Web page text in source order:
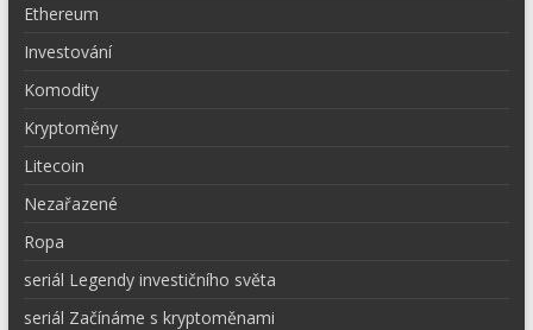
Ethereum
Investování
Komodity
Kryptoměny
Litecoin
Nezařazené
Ropa
seriál Legendy investičního světa
seriál Začínáme s kryptoměnami